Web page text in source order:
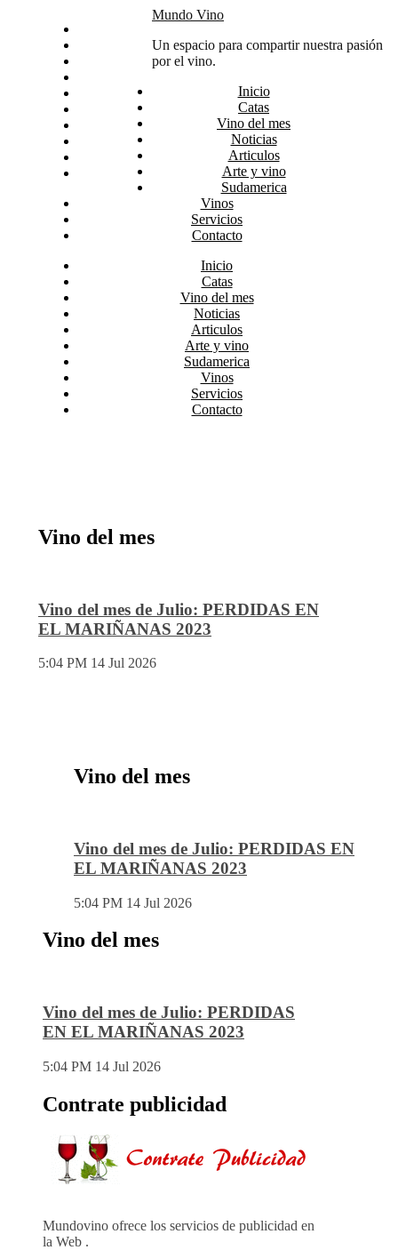
Arte y vino
Sudamerica
Mundo Vino
Un espacio para compartir nuestra pasión
por el vino.
Inicio
Catas
Vino del mes
Noticias
Articulos
Arte y vino
Sudamerica
Vinos
Servicios
Contacto
Inicio
Catas
Vino del mes
Noticias
Articulos
Arte y vino
Sudamerica
Vinos
Servicios
Contacto
Vino del mes
Vino del mes de Julio: PERDIDAS EN
EL MARIÑANAS 2023
5:04 PM 14 Jul 2026
Vino del mes
Vino del mes de Julio: PERDIDAS EN
EL MARIÑANAS 2023
5:04 PM 14 Jul 2026
Vino del mes
Vino del mes de Julio: PERDIDAS
EN EL MARIÑANAS 2023
5:04 PM 14 Jul 2026
Contrate publicidad
Mundovino ofrece los servicios de publicidad en
la Web .